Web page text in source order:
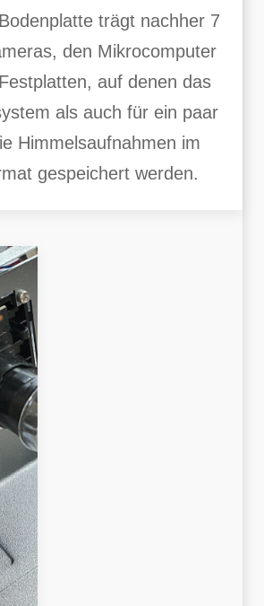
trägt nachher 7
den Mikrocomputer
auf denen das
als auch für ein paar
Himmelsaufnahmen im
gespeichert werden.